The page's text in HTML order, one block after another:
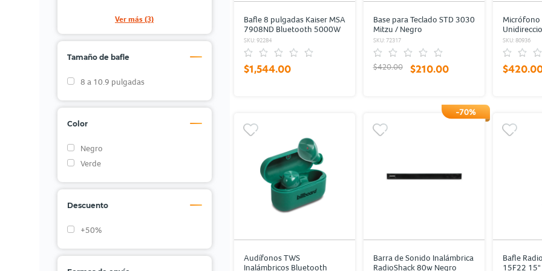
Ver más (3)
Tamaño de bafle
8 a 10.9 pulgadas
Color
Negro
Verde
Descuento
+50%
Bafle 8 pulgadas Kaiser MSA
7908ND Bluetooth 5000W
Negro
SKU: 92284
$1,544.00
Base para Teclado STD 3030
Mitzu / Negro
SKU: 72317
$420.00 $210.00
Micrófono
XLR 5 m
SKU: 80936
Audífonos TWS
Inalámbricos Bluetooth
-70%
Barra de Sonido Inalámbrica
RadioShack 80w Negro
Bafle
15F22